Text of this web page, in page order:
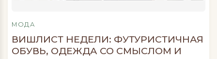
МОДА
ВИШЛИСТ НЕДЕЛИ: ФУТУРИСТИЧНАЯ
ОБУВЬ, ОДЕЖДА СО СМЫСЛОМ И